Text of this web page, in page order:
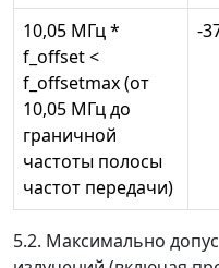
10,05 МГц *
f_offset <
f_offsetmax (от
10,05 МГц до
граничной
частоты полосы
частот передачи)
-
5.2. Максимально